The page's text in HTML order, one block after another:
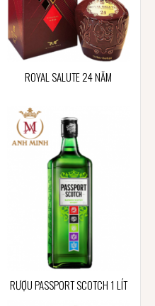
ROYAL SALUTE 24 NĂM
RƯỢU PASSPORT SCOTCH 1 LÍT